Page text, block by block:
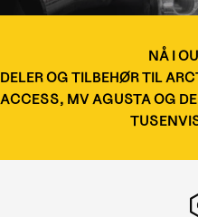
NÅ I
DELER OG TILBEHØR TIL
ACCESS, MV AGUSTA OG